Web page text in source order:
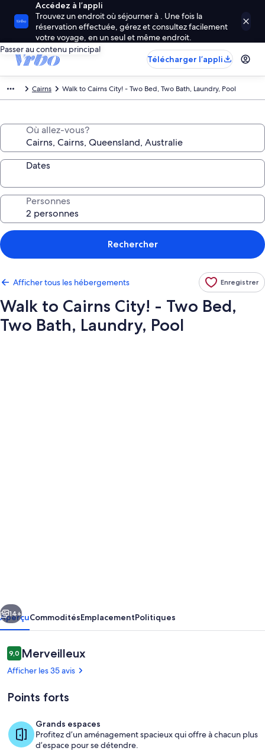
Accédez à l’appli
Trouvez un endroit où séjourner à . Une fois la
réservation effectuée, gérez et consultez facilement
votre voyage, en un seul et même endroit.
Passer au contenu principal
Télécharger l’appli
Cairns Walk to Cairns City! - Two Bed, Two Bath, Laundry, Pool
Où allez-vous?
Dates
Personnes
Rechercher
Afficher tous les hébergements Enregistrer
Walk to Cairns City! - Two Bed,
Two Bath, Laundry, Pool
City!
-
Two
Bed,
Bath,
Laundry,
Pool
Piscine
Suivant
14+
AperçuCommoditésEmplacementPolitiques
Avis
9,09,0 sur 10 –
Merveilleux
Afficher les 35 avis
Points forts
Grands espaces
Profitez d’un aménagement spacieux qui offre à chacun plus
d’espace pour se détendre.